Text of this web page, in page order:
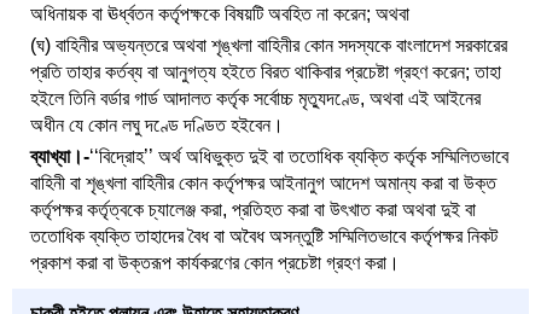
অধিনায়ক বা ঊর্ধ্বতন কর্তৃপক্ষকে বিষয়টি অবহিত না করেন; অথবা
(ঘ) বাহিনীর অভ্যন্তরে অথবা শৃঙ্খলা বাহিনীর কোন সদস্যকে বাংলাদেশ সরকারের
প্রতি তাহার কর্তব্য বা আনুগত্য হইতে বিরত থাকিবার প্রচেষ্টা গ্রহণ করেন; তাহা
হইলে তিনি বর্ডার গার্ড আদালত কর্তৃক সর্বোচ্চ মৃত্যুদণ্ডে, অথবা এই আইনের
অধীন যে কোন লঘু দণ্ডে দণ্ডিত হইবেন।
ব্যাখ্যা।-‘‘বিদ্রোহ’’ অর্থ অধিভুক্ত দুই বা ততোধিক ব্যক্তি কর্তৃক সম্মিলিতভাবে
বাহিনী বা শৃঙ্খলা বাহিনীর কোন কর্তৃপক্ষর আইনানুগ আদেশ অমান্য করা বা উক্ত
কর্তৃপক্ষর কর্তৃত্বকে চ্যালেঞ্জ করা, প্রতিহত করা বা উৎখাত করা অথবা দুই বা
ততোধিক ব্যক্তি তাহাদের বৈধ বা অবৈধ অসন্তুষ্টি সম্মিলিতভাবে কর্তৃপক্ষর নিকট
প্রকাশ করা বা উক্তরূপ কার্যকরণের কোন প্রচেষ্টা গ্রহণ করা।